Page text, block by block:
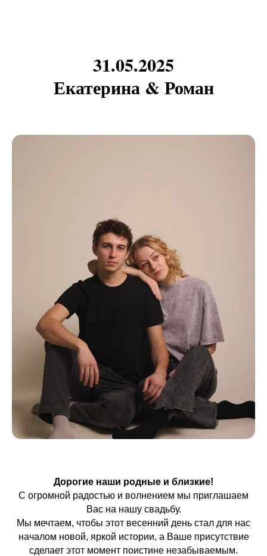
31.05.2025
Екатерина & Роман
Дорогие наши родные и близкие!
С огромной радостью и волнением мы приглашаем
Вас на нашу свадьбу.
Мы мечтаем, чтобы этот весенний день стал для нас
началом новой, яркой истории, а Ваше присутствие
сделает этот момент поистине незабываемым.